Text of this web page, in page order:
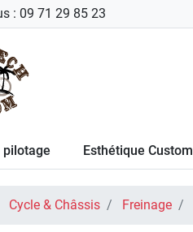
: 09 71 29 85 23
pilotage Esthétique Custom
Cycle & Châssis Freinage